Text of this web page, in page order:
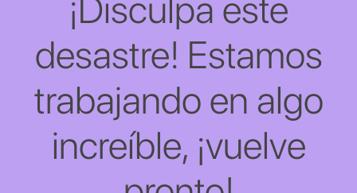
¡Disculpa este
desastre! Estamos
trabajando en algo
increíble, ¡vuelve